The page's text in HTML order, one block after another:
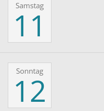
Samstag
11
Sonntag
12